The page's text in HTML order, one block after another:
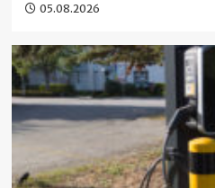
05.08.2026